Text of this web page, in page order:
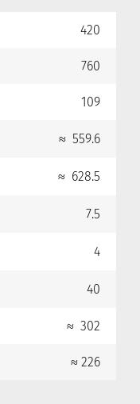
420
760
109
≈ 559.6
≈ 628.5
7.5
4
40
≈ 302
≈ 226